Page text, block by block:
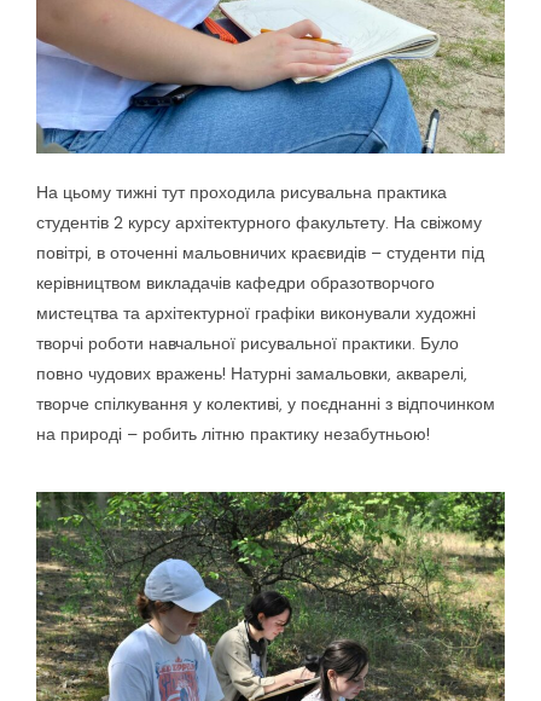
На цьому тижні тут проходила рисувальна практика
студентів 2 курсу архітектурного факультету. На свіжому
повітрі, в оточенні мальовничих краєвидів – студенти під
керівництвом викладачів кафедри образотворчого
мистецтва та архітектурної графіки виконували художні
творчі роботи навчальної рисувальної практики. Було
повно чудових вражень! Натурні замальовки, акварелі,
творче спілкування у колективі, у поєднанні з відпочинком
на природі – робить літню практику незабутньою!